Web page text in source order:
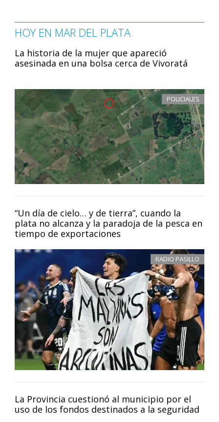
HOY EN MAR DEL PLATA
La historia de la mujer que apareció
asesinada en una bolsa cerca de Vivoratá
POLICIALES
“Un día de cielo… y de tierra”, cuando la
plata no alcanza y la paradoja de la pesca en
tiempo de exportaciones
RADIO PASILLO
La Provincia cuestionó al municipio por el
uso de los fondos destinados a la seguridad